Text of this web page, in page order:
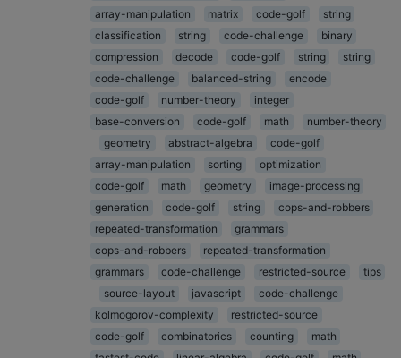
array-manipulation
matrix code-golf
string
classification
string code-challenge
binary
compression
decode code-golf string
string
code-challenge
balanced-string
encode
code-golf
number-theory
integer
base-conversion
code-golf math
number-theory
geometry
abstract-algebra
code-golf
array-manipulation
sorting
optimization
code-golf
math geometry
image-processing
generation
code-golf string
cops-and-robbers
repeated-transformation
grammars
cops-and-robbers
repeated-transformation
grammars
code-challenge restricted-source
tips
source-layout
javascript
code-challenge
kolmogorov-complexity
restricted-source
code-golf
combinatorics counting
math